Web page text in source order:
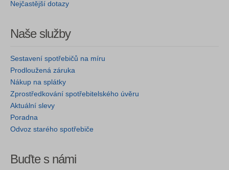
Nejčastější dotazy
Naše služby
Sestavení spotřebičů na míru
Prodloužená záruka
Nákup na splátky
Zprostředkování spotřebitelského úvěru
Aktuální slevy
Poradna
Odvoz starého spotřebiče
Buďte s námi